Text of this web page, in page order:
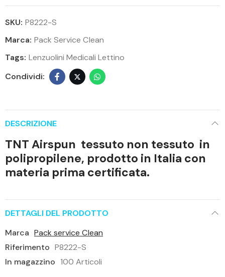
SKU: P8222-S
Marca: Pack Service Clean
Tags: Lenzuolini Medicali Lettino
DESCRIZIONE
TNT Airspun tessuto non tessuto in
polipropilene, prodotto in Italia con
materia prima certificata.
DETTAGLI DEL PRODOTTO
Marca Pack service Clean
Riferimento P8222-S
In magazzino 100 Articoli